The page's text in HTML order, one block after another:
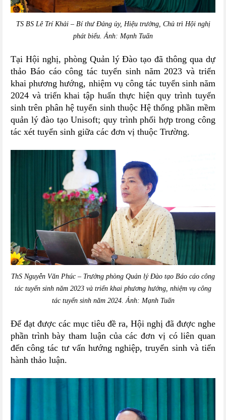
TS BS Lê Trí Khải – Bí thư Đảng ủy, Hiệu trưởng, Chủ trì Hội nghị
phát biểu. Ảnh: Mạnh Tuấn
Tại Hội nghị, phòng Quản lý Đào tạo đã thông qua dự
thảo Báo cáo công tác tuyển sinh năm 2023 và triển
khai phương hướng, nhiệm vụ công tác tuyển sinh năm
2024 và triển khai tập huấn thực hiện quy trình tuyển
sinh trên phân hệ tuyển sinh thuộc Hệ thống phần mềm
quản lý đào tạo Unisoft; quy trình phối hợp trong công
tác xét tuyển sinh giữa các đơn vị thuộc Trường.
ThS Nguyễn Văn Phúc – Trưởng phòng Quản lý Đào tạo Báo cáo công
tác tuyển sinh năm 2023 và triển khai phương hướng, nhiệm vụ công
tác tuyển sinh năm 2024. Ảnh: Mạnh Tuấn
Để đạt được các mục tiêu đề ra, Hội nghị đã được nghe
phần trình bày tham luận của các đơn vị có liên quan
đến công tác tư vấn hướng nghiệp, truyển sinh và tiến
hành thảo luận.